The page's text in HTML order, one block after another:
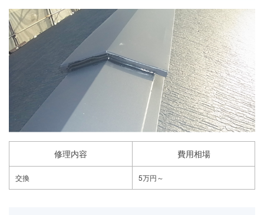
修理内容 費用相場
交換 5万円～